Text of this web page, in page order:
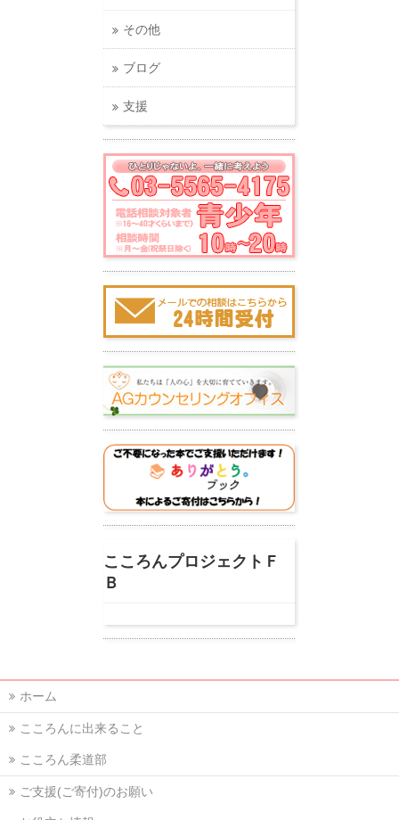
その他
ブログ
支援
こころんプロジェクトＦ
Ｂ
ホーム
こころんに出来ること
こころん柔道部
ご支援(ご寄付)のお願い